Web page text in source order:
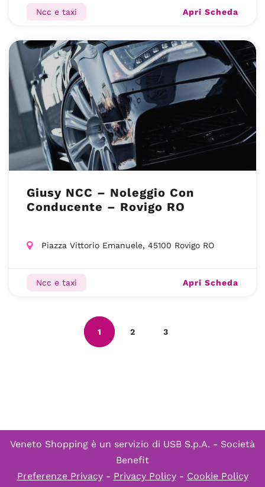
Ncc e taxi Apri Scheda
Giusy NCC – Noleggio Con
Conducente – Rovigo RO
Piazza Vittorio Emanuele, 45100 Rovigo RO
Ncc e taxi Apri Scheda
1 2 3
Veneto Shopping è un servizio di USB S.p.A. - Società
Benefit
Preferenze Privacy- Privacy Policy- Cookie Policy